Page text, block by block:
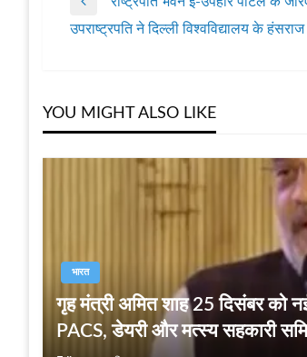
पोस्ट
Previous
Post
Next
उपराष्ट्रपति ने दिल्ली विश्वविद्यालय के
YOU MIGHT ALSO LIKE
भारत
गृह मंत्री अमित शाह 25 दिसंबर को
PACS, डेयरी और मत्स्य सहकारी